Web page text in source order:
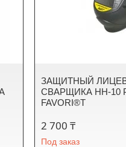
ЗАЩИТНЫЙ
СВАРЩИКА НН-10
FAVORI®T
2 700 ₸
Под заказ